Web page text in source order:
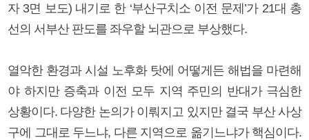
자 3면 보도) 내기로 한 ‘부산구치소 이전 문제’가 21대 총
선의 서부산 판도를 좌우할 뇌관으로 부상했다.
열악한 환경과 시설 노후화 탓에 어떻게든 해법을 마련해
야 하지만 증축과 이전 모두 지역 주민의 반대가 극심한
상황이다. 다양한 논의가 이뤄지고 있지만 결국 부산 사상
구에 그대로 두느냐, 다른 지역으로 옮기느냐가 핵심이다.